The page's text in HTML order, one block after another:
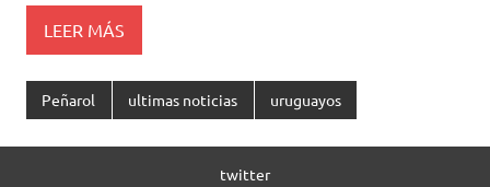
LEER MÁS
Peñarol ultimas noticias uruguayos
twitter